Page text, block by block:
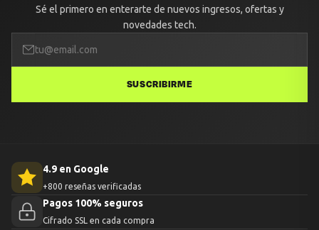
Sé el primero en enterarte de nuevos ingresos, ofertas y
novedades tech.
SUSCRIBIRME
4.9 en Google
+800 reseñas verificadas
Pagos 100% seguros
Cifrado SSL en cada compra